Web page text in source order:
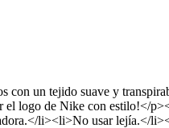
un tejido suave y
logo de Nike con estilo!</
li><li>No usar lejía.</